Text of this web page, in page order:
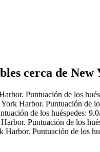
cerca de
Puntuación de los
Harbor. Puntuación de
de los huéspedes:
Puntuación de los
Puntuación de los